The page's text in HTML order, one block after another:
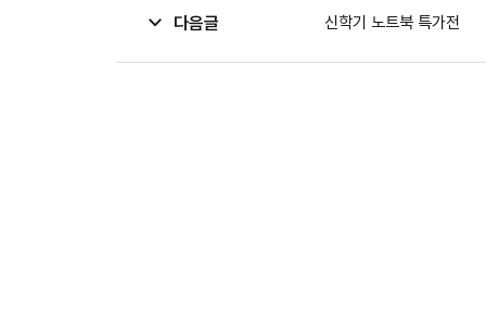
다음글 신학기 노트북 특가전